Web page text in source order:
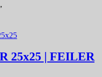
25х25 | FEILER